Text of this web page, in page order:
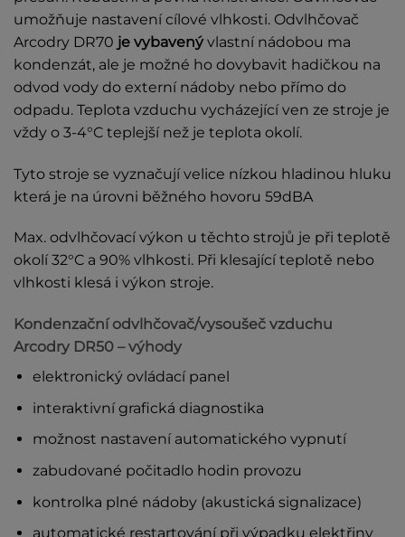
umožňuje nastavení cílové vlhkosti. Odvlhčovač
Arcodry DR70 je vybavenývlastní nádobou ma
kondenzát, ale je možné ho dovybavit hadičkou na
odvod vody do externí nádoby nebo přímo do
odpadu. Teplota vzduchu vycházející ven ze stroje je
vždy o 3-4°C teplejší než je teplota okolí.
Tyto stroje se vyznačují velice nízkou hladinou hluku
která je na úrovni běžného hovoru 59dBA
Max. odvlhčovací výkon u těchto strojů je při teplotě
okolí 32°C a 90% vlhkosti. Při klesající teplotě nebo
vlhkosti klesá i výkon stroje.
Kondenzační odvlhčovač/vysoušeč vzduchu
Arcodry DR50 – výhody
elektronický ovládací panel
interaktivní grafická diagnostika
možnost nastavení automatického vypnutí
zabudované počitadlo hodin provozu
kontrolka plné nádoby (akustická signalizace)
automatické restartování při výpadku elektřiny